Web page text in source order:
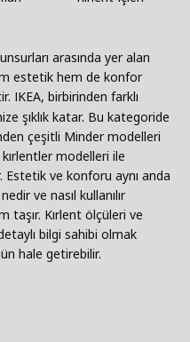
arasında yer alan
estetik hem de konfor
IKEA, birbirinden farklı
şıklık katar. Bu kategoride
çeşitli Minder modelleri
modelleri ile
Estetik ve konforu aynı anda
ve nasıl kullanılır
taşır. Kırlent ölçüleri ve
bilgi sahibi olmak
hale getirebilir.